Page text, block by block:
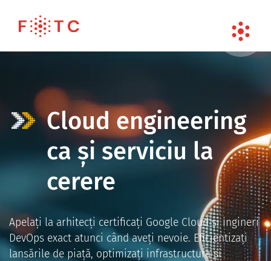
Cloud engineering
ca și serviciu la
cerere
Apelați la arhitecți certificați Google Cloud și ingineri
DevOps exact atunci când aveți nevoie. Eficientizați
lansările de piață, optimizați infrastructura și